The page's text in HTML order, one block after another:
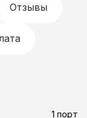
Отзывы
1 порт